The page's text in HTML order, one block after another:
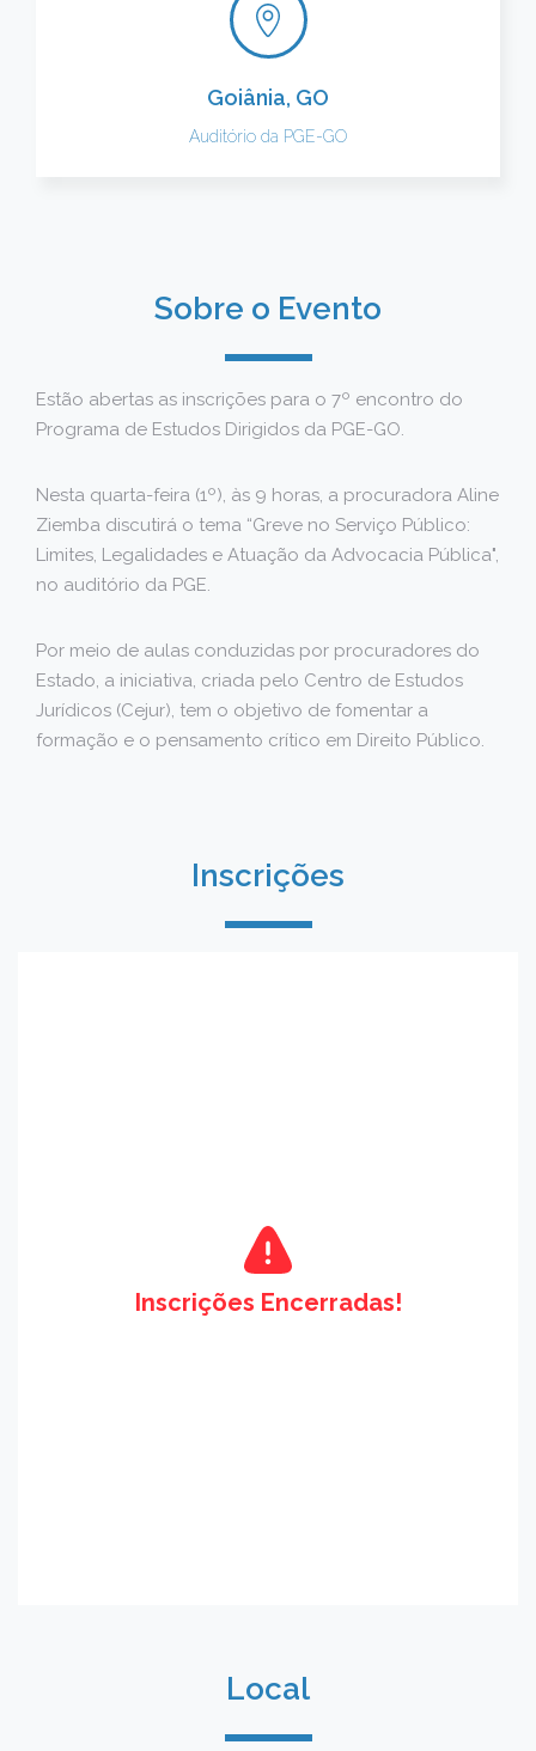
Goiânia, GO
Auditório da PGE-GO
Sobre o Evento
Estão abertas as inscrições para o 7º encontro do
Programa de Estudos Dirigidos da PGE-GO.
Nesta quarta-feira (1º), às 9 horas, a procuradora Aline
Ziemba discutirá o tema “Greve no Serviço Público:
Limites, Legalidades e Atuação da Advocacia Pública",
no auditório da PGE.
Por meio de aulas conduzidas por procuradores do
Estado, a iniciativa, criada pelo Centro de Estudos
Jurídicos (Cejur), tem o objetivo de fomentar a
formação e o pensamento crítico em Direito Público.
Inscrições
Inscrições Encerradas!
Local